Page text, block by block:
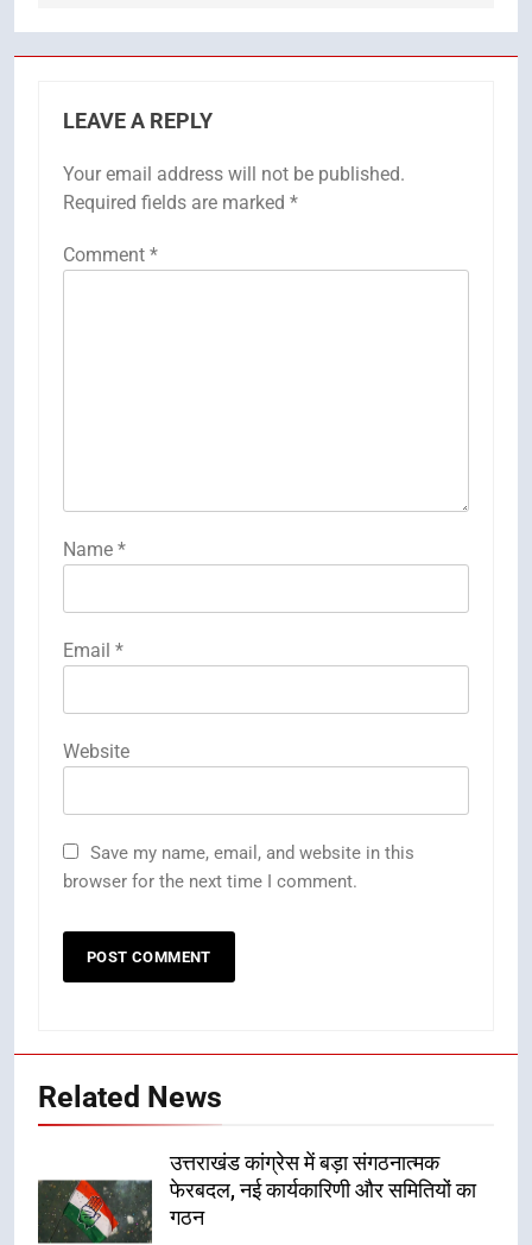
LEAVE A REPLY
Your email address will not be published.
Required fields are marked *
Comment *
Name *
Email *
Website
Save my name, email, and website in this
browser for the next time I comment.
Related News
उत्तराखंड कांग्रेस में बड़ा संगठनात्मक
फेरबदल, नई कार्यकारिणी और समितियों का
गठन